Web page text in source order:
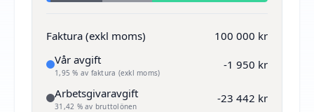
Faktura (exkl moms)
100 000 kr
Vår avgift
1,95 % av faktura (exkl moms)
-1 950 kr
Arbetsgivaravgift
31,42 % av bruttolönen
-23 442 kr